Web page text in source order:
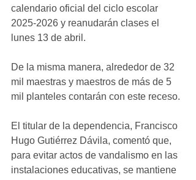
calendario oficial del ciclo escolar
2025-2026 y reanudarán clases el
lunes 13 de abril.
De la misma manera, alrededor de 32
mil maestras y maestros de más de 5
mil planteles contarán con este receso.
El titular de la dependencia, Francisco
Hugo Gutiérrez Dávila, comentó que,
para evitar actos de vandalismo en las
instalaciones educativas, se mantiene